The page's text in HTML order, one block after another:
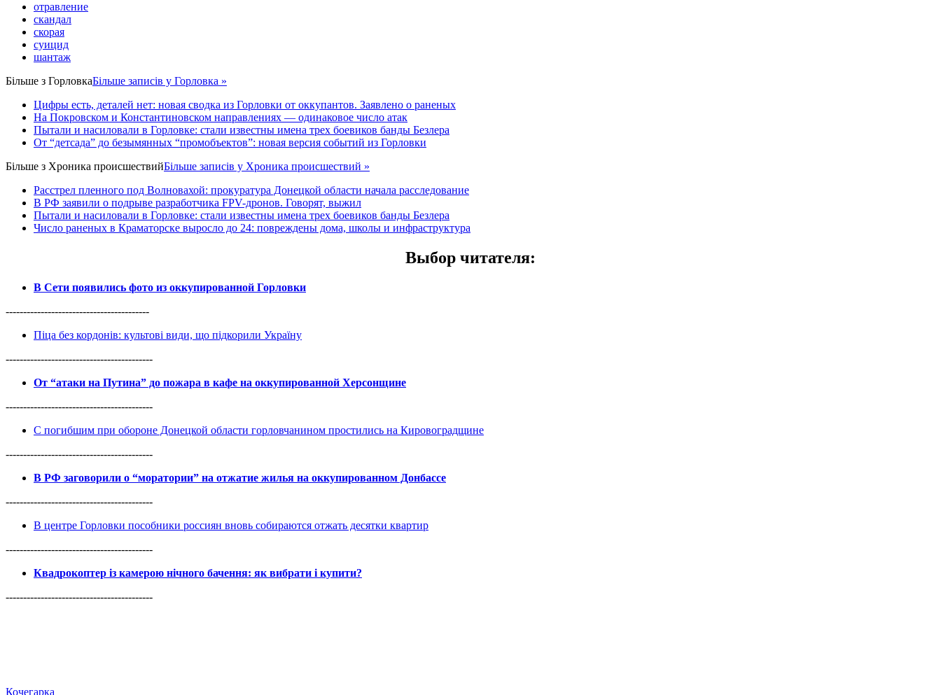
отравление
скандал
скорая
суицид
шантаж
Більше з ГорловкаБільше записів у Горловка »
Цифры есть, деталей нет: новая сводка из Горловки от оккупантов. Заявлено о раненых
На Покровском и Константиновском направлениях — одинаковое число атак
Пытали и насиловали в Горловке: стали известны имена трех боевиков банды Безлера
От “детсада” до безымянных “промобъектов”: новая версия событий из Горловки
Більше з Хроника происшествийБільше записів у Хроника происшествий »
Расстрел пленного под Волновахой: прокуратура Донецкой области начала расследование
В РФ заявили о подрыве разработчика FPV-дронов. Говорят, выжил
Пытали и насиловали в Горловке: стали известны имена трех боевиков банды Безлера
Число раненых в Краматорске выросло до 24: повреждены дома, школы и инфраструктура
Выбор читателя:
В Сети появились фото из оккупированной Горловки
-----------------------------------------
Піца без кордонів: культові види, що підкорили Україну
------------------------------------------
От “атаки на Путина” до пожара в кафе на оккупированной Херсонщине
------------------------------------------
С погибшим при обороне Донецкой области горловчанином простились на Кировоградщине
------------------------------------------
В РФ заговорили о “моратории” на отжатие жилья на оккупированном Донбассе
------------------------------------------
В центре Горловки пособники россиян вновь собираются отжать десятки квартир
------------------------------------------
Квадрокоптер із камерою нічного бачення: як вибрати і купити?
------------------------------------------
Кочегарка